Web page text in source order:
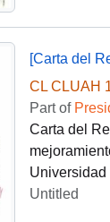
[Carta del
CL CLUAH
Part of
Carta del
Universidad
Untitled